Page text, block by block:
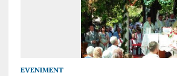
EVENIMENT